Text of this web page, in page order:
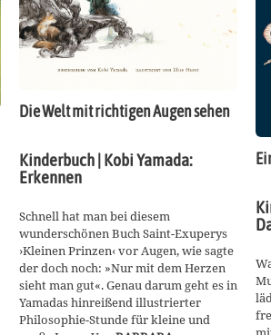
Die Welt mit richtigen Augen sehen
Kinderbuch | Kobi Yamada:
Erkennen
Schnell hat man bei diesem
wunderschönen Buch Saint-Exuperys
›Kleinen Prinzen‹ vor Augen, wie sagte
der doch noch: »Nur mit dem Herzen
sieht man gut«. Genau darum geht es in
Yamadas hinreißend illustrierter
Philosophie-Stunde für kleine und